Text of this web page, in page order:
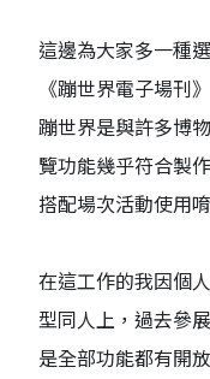
這邊為大家多一種
《蹦世界電子場刊》
蹦世界是與許多博
覽功能幾乎符合製
搭配場次活動使用唷
在這工作的我因個
型同人上，過去參
是全部功能都有開